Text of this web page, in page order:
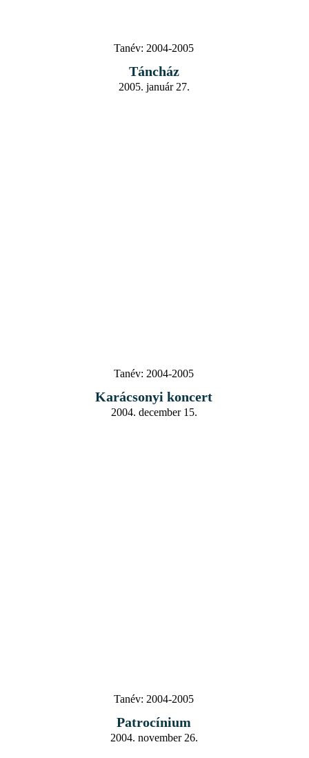
Tanév: 2004-2005
Táncház
2005. január 27.
Tanév: 2004-2005
Karácsonyi koncert
2004. december 15.
Tanév: 2004-2005
Patrocínium
2004. november 26.